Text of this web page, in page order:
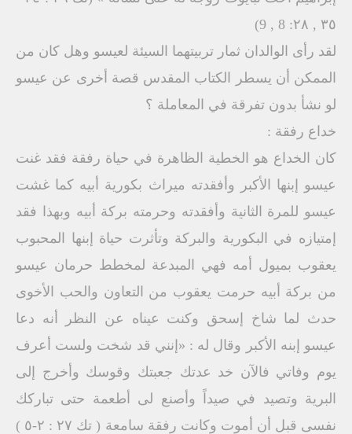
٣٥ , ۲۸: 8 , 9)
لقد رأى الوالدان ثمار تربيتهما السيئة لعيسو وهل كان من
الممكن أن يسطر الكتاب المقدس قصة أخرى عن عيسو
لو نشأ بدون تفرقة في المعاملة ؟
خداع رفقة :
كان الخداع هو الخطية الظاهرة في حياة رفقة فقد غنت
عيسو إبنها الأكبر وأفقدته ميراث بكورية أبيه كما غشت
عيسو للمرة الثانية وأفقدته وحرمته بركة أبيه وبهذا فقد
إمتيازه في البكورية والبركة وتأثرت حياة إبنها المحبوب
يعقوب بميول أمه فهي المبدعة لمخطط حرمان عيسو
من بركة أبيه حرمت يعقوب من التعاون والحب الأخوى
حدث لما شاخ إسحق وكنت عيناه عن النظر أنه دعا
عيسو إبنه الأكبر وقال له : «إنني قد شخت ولست أعرف
يوم وفاتي فالآن خد عدتك جعبتك وقوسك وأخرج إلى
البرية وتصيد في صيداً وأصنع لى أطعمة حتى تباركك
نفسى قبل أن أموت وكانت رفقة سامعة ( تك ٢٧ : ٢-٥ )